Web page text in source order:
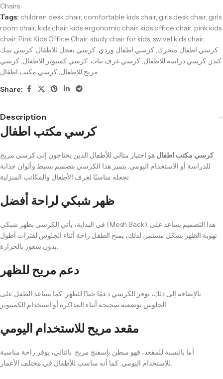
Chairs
Tags: children desk chair, comfortable kids chair, girls desk chair, girls
room chair, kids chair, kids ergonomic chair, kids office chair, pink kids
chair, Pink Kids Office Chair, study chair for kids, swivel kids chair,
كرسي اطفال متحرك, كرسي اطفال وردي, كرسي بعجل للاطفال, كرسي بينك
كيدز , كرسي دراسة للاطفال, كرسي غرف بنات, كرسي كمبيوتر للاطفال, كرسي
مريح للاطفال, كرسي مكتب اطفال
Share:
Description
كرسي مكتب اطفال
كرسي مكتب اطفال هو اختيار مثالي للأطفال الذين يحتاجون إلى كرسي مريح
للدراسة أو الاستخدام اليومي. يتميز هذا الكرسي بتصميم بسيط وألوان جذابة
تجعله مناسبًا لغرف الأطفال والمكاتب المنزلية.
ظهر شبكي لراحة أفضل
في البداية، يأتي الكرسي بظهر شبكي (Mesh Back). هذا التصميم يساعد على
تهوية الظهر بشكل مستمر. لذلك، يمنح الطفل راحة أثناء الجلوس لفترات أطول
بدون شعور بالحرارة.
دعم مريح للظهر
بالإضافة إلى ذلك، يوفر الكرسي دعمًا جيدًا للظهر. كما يساعد الطفل على
الجلوس بوضعية صحيحة أثناء المذاكرة أو استخدام الكمبيوتر.
مقعد مريح للاستخدام اليومي
أما بالنسبة للمقعد، فهو مبطن بإسفنج مريح. بالتالي، يوفر راحة مناسبة
للاستخدام اليومي. كما أنه مناسب للأطفال في مختلف الأعمار.